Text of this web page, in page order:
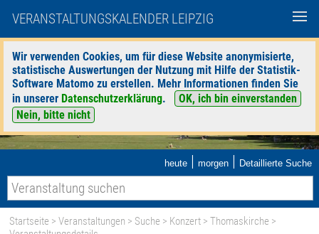
VERANSTALTUNGSKALENDER LEIPZIG
Wir verwenden Cookies, um für diese Website anonymisierte,
statistische Auswertungen der Nutzung mit Hilfe der Statistik-
Software Matomo zu erstellen. Mehr Informationen finden Sie
in unserer Datenschutzerklärung.
OK, ich bin einverstanden
Nein, bitte nicht
heute | morgen | Detaillierte Suche
Startseite >Veranstaltungen > Suche > Konzert >Thomaskirche >